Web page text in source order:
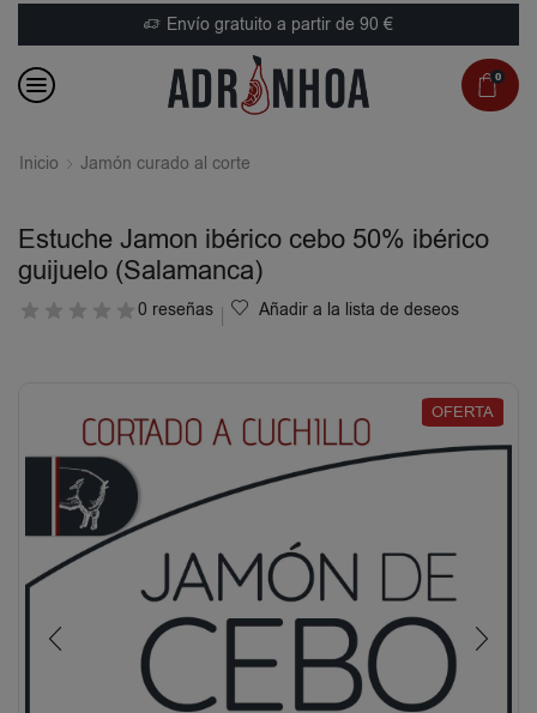
Envío gratuito a partir de 90 €
0
Inicio Jamón curado al corte
Estuche Jamon ibérico cebo 50% ibérico
guijuelo (Salamanca)
0 reseñas Añadir a la lista de deseos
OFERTA